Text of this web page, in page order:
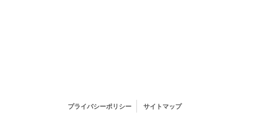
プライバシーポリシー サイトマップ